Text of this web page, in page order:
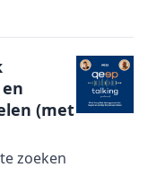
(met
zoeken